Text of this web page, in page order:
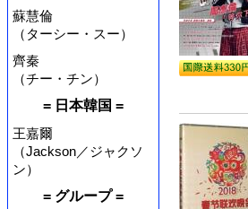
蘇慧倫
（ターシー・スー）
齊秦
（チー・チン）
= 日本韓国 =
王嘉爾
（Jackson／ジャクソ
ン）
= グループ =